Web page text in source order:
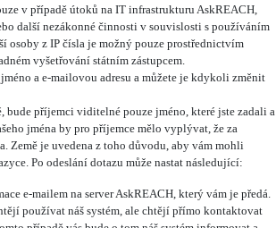
v případě útoků na IT infrastrukturu AskREACH,
další nezákonné činnosti v souvislosti s používáním
osoby z IP čísla je možný pouze prostřednictvím
vyšetřování státním zástupcem.
a e-mailovou adresu a můžete je kdykoli změnit
bude příjemci viditelné pouze jméno, které jste zadali a
jména by pro příjemce mělo vyplývat, že za
Země je uvedena z toho důvodu, aby vám mohli
Po odeslání dotazu může nastat následující:
e-mailem na server AskREACH, který vám je předá.
používat náš systém, ale chtějí přímo kontaktovat